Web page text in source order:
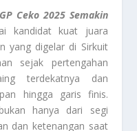
Ceko 2025 Semakin
kandidat kuat juara
yang digelar di Sirkuit
sejak pertengahan
terdekatnya dan
hingga garis finis.
hanya dari segi
dan ketenangan saat